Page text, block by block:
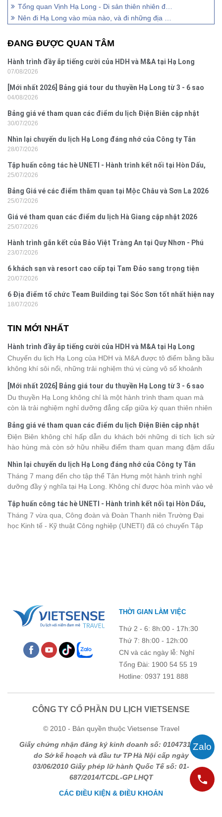
Tổng quan Vịnh Hạ Long - Di sản thiên nhiên độc đáo
Nên đi Hạ Long vào mùa nào, và đi những địa điểm du lịch nào ?
ĐANG ĐƯỢC QUAN TÂM
Hành trình đầy ắp tiếng cười của HDH và M&A tại Hạ Long
07/08/2026
[Mới nhất 2026] Bảng giá tour du thuyền Hạ Long từ 3 - 6 sao
04/08/2026
Bảng giá vé tham quan các điểm du lịch Điện Biên cập nhật
2026
30/07/2026
Nhìn lại chuyến du lịch Hạ Long đáng nhớ của Công ty Tân
Hưng 2026
28/07/2026
Tập huấn công tác hè UNETI - Hành trình kết nối tại Hòn Dấu,
Đồ Sơn
25/07/2026
Bảng Giá vé các điểm thăm quan tại Mộc Châu và Sơn La 2026
25/07/2026
Giá vé tham quan các điểm du lịch Hà Giang cập nhật 2026
25/07/2026
Hành trình gắn kết của Bảo Việt Tràng An tại Quy Nhơn - Phú
Yên
23/07/2026
6 khách sạn và resort cao cấp tại Tam Đảo sang trọng tiện
nghi
20/07/2026
6 Địa điểm tổ chức Team Building tại Sóc Sơn tốt nhất hiện nay
18/07/2026
TIN MỚI NHẤT
Hành trình đầy ắp tiếng cười của HDH và M&A tại Hạ Long
Chuyến du lịch Hạ Long của HDH và M&A được tô điểm bằng bầu
không khí sôi nổi, những trải nghiệm thú vị cùng vô số khoảnh
phút giây đồng hành bên nhau, tất cả đã tạo nên một chuyến đi
tràn đầy cảm xúc và dấu ấn khó quên.
[Mới nhất 2026] Bảng giá tour du thuyền Hạ Long từ 3 - 6 sao
Du thuyền Hạ Long không chỉ là một hành trình tham quan mà
còn là trải nghiệm nghỉ dưỡng đẳng cấp giữa kỳ quan thiên nhiên
khác nhau, khiến nhiều du khách băn khoăn khi lựa chọn. Bài viết
dưới đây sẽ cập nhật bảng giá tour du thuyền Hạ Long mới nhất
2026 từ 3 - 6 sao, giúp bạn dễ dàng so sánh và tìm được hành
trình phù hợp với nhu cầu cũng như ngân sách.
Bảng giá vé tham quan các điểm du lịch Điện Biên cập nhật
2026
Điện Biên không chỉ hấp dẫn du khách bởi những di tích lịch sử
hào hùng mà còn sở hữu nhiều điểm tham quan mang đậm dấu
phá vùng đất này, việc cập nhật trước giá vé sẽ giúp bạn chủ
động hơn trong lịch trình và chi phí. Cùng Vietsense Travel tham
khảo bảng giá vé tham quan các điểm du lịch Điện Biênmới nhất
năm 2026 ngay dưới đây.
Nhìn lại chuyến du lịch Hạ Long đáng nhớ của Công ty Tân
Hưng 2026
Tháng 7 mang đến cho tập thể Tân Hưng một hành trình nghỉ
dưỡng đầy ý nghĩa tại Hạ Long. Không chỉ được hòa mình vào vẻ
kết, sẻ chia và lưu giữ nhiều khoảnh khắc đáng nhớ. Hãy cùng
nhìn lại chuyến đi ngập tràn niềm vui và những trải nghiệm khó
quên.
Tập huấn công tác hè UNETI - Hành trình kết nối tại Hòn Dấu,
Đồ Sơn
Tháng 7 vừa qua, Công đoàn và Đoàn Thanh niên Trường Đại
học Kinh tế - Kỹ thuật Công nghiệp (UNETI) đã có chuyến Tập
THỜI GIAN LÀM VIỆC
Thứ 2 - 6: 8h:00 - 17h:30
Thứ 7: 8h:00 - 12h:00
CN và các ngày lễ: Nghỉ
Tổng Đài: 1900 54 55 19
Hotline: 0937 191 888
CÔNG TY CỔ PHẦN DU LỊCH VIETSENSE
© 2010 - Bản quyền thuộc Vietsense Travel
Giấy chứng nhận đăng ký kinh doanh số: 0104731205
do Sở kế hoạch và đầu tư TP Hà Nội cấp ngày
03/06/2010 Giấy phép lữ hành Quốc Tế số: 01-
687/2014/TCDL-GP LHQT
CÁC ĐIỀU KIỆN & ĐIỀU KHOẢN